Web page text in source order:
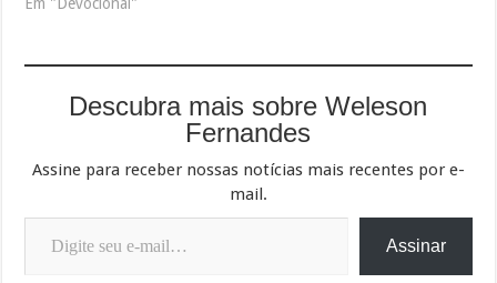
Em "Devocional"
Descubra mais sobre Weleson
Fernandes
Assine para receber nossas notícias mais recentes por e-
mail.
Digite seu e-mail…
Assinar